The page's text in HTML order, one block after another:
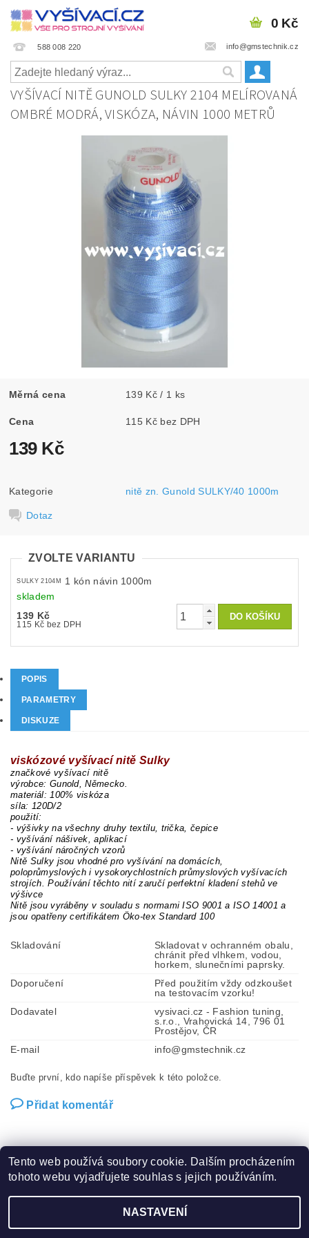
588 008 220 info@gmstechnik.cz
0 Kč
VYŠÍVACÍ NITĚ GUNOLD SULKY 2104 MELÍROVANÁ
OMBRÉ MODRÁ, VISKÓZA, NÁVIN 1000 METRŮ
Měrná cena 139 Kč / 1 ks
Cena 115 Kč bez DPH
139 Kč
Kategorie nitě zn. Gunold SULKY/40 1000m
Dotaz
ZVOLTE VARIANTU
SULKY 2104M
1 kón návin 1000m
skladem
139 Kč
115 Kč bez DPH
POPIS
PARAMETRY
DISKUZE
viskózové vyšívací nitě Sulky
značkové vyšívací nitě
výrobce: Gunold, Německo.
materiál: 100% viskóza
síla: 120D/2
použití:
- výšivky na všechny druhy textilu, trička, čepice
- vyšívání nášivek, aplikací
- vyšívání náročných vzorů
Nitě Sulky jsou vhodné pro vyšívání na domácích,
poloprůmyslových i vysokorychlostních průmyslových vyšívacích
strojích. Používání těchto nití zaručí perfektní kladení stehů ve
výšivce
Nitě jsou vyráběny v souladu s normami ISO 9001 a ISO 14001 a
jsou opatřeny certifikátem Öko-tex Standard 100
Skladování
Skladovat v ochranném obalu,
chránit před vlhkem, vodou,
horkem, slunečními paprsky.
Doporučení
Před použitím vždy odzkoušet
na testovacím vzorku!
Dodavatel
vysivaci.cz - Fashion tuning,
s.r.o., Vrahovická 14, 796 01
Prostějov, ČR
E-mail
info@gmstechnik.cz
Buďte první, kdo napíše příspěvek k této položce.
Přidat komentář
Zboží.cz | Heureka.cz | Hot-fix.cz | Crystalstyle.cz
2026 ©Vysivaci.cz, všechna práva vyhrazena
Tento web používá soubory cookie. Dalším procházením
tohoto webu vyjadřujete souhlas s jejich používáním.
NASTAVENÍ